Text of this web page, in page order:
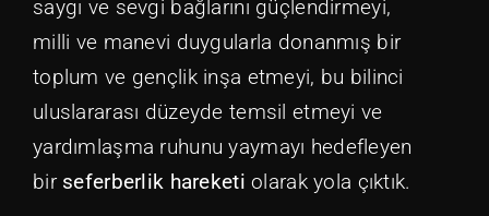
saygı ve sevgi bağlarını güçlendirmeyi,
milli ve manevi duygularla donanmış bir
toplum ve gençlik inşa etmeyi, bu bilinci
uluslararası düzeyde temsil etmeyi ve
yardımlaşma ruhunu yaymayı hedefleyen
bir seferberlik hareketi olarak yola çıktık.